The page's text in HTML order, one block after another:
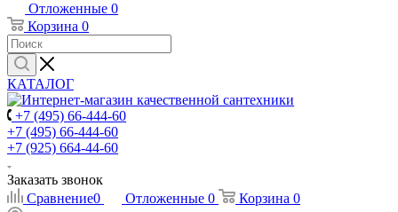
Отложенные 0
Корзина 0
КАТАЛОГ
+7 (495) 66-444-60
+7 (495) 66-444-60
+7 (925) 664-44-60
Заказать звонок
Сравнение0 Отложенные 0 Корзина 0